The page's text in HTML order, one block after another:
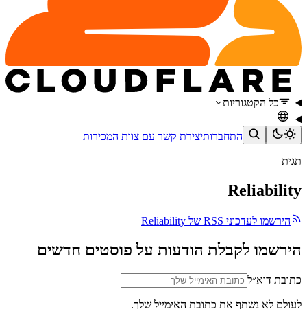
כל הקטגוריות
התחברותיצירת קשר עם צוות המכירות
תגית
Reliability
הירשמו לעדכוני RSS של Reliability
הירשמו לקבלת הודעות על פוסטים חדשים
כתובת דוא״ל
לעולם לא נשתף את כתובת האימייל שלך.